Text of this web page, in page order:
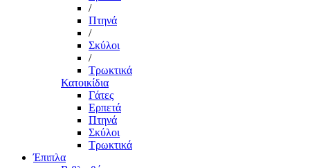
/
Πτηνά
/
Σκύλοι
/
Τρωκτικά
Κατοικίδια
Γάτες
Ερπετά
Πτηνά
Σκύλοι
Τρωκτικά
Έπιπλα